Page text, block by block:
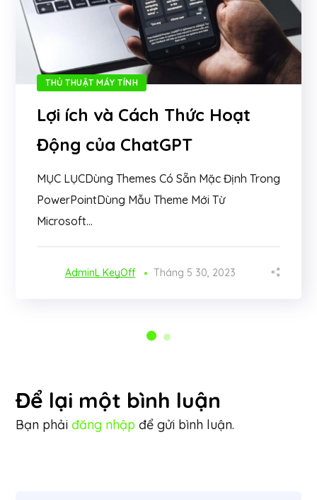
THỦ THUẬT MÁY TÍNH
Lợi ích và Cách Thức Hoạt
Động của ChatGPT
MỤC LỤCDùng Themes Có Sẵn Mặc Định Trong
PowerPointDùng Mẫu Theme Mới Từ
Microsoft...
AdminL KeyOff Tháng 5 30, 2023
Để lại một bình luận
Bạn phảiđăng nhập để gửi bình luận.